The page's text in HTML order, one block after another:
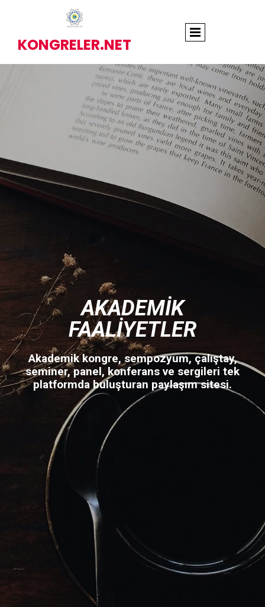
KONGRELER.NET
AKADEMIK
FAALIYETLER
Akademik kongre, sempozyum, çalıştay,
seminer, panel, konferans ve sergileri tek
platformda buluşturan paylaşım sitesi.